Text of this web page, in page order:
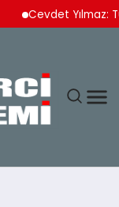
Yılmaz: Türkiye